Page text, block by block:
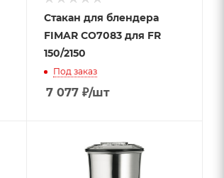
Стакан для блендера
FIMAR CO7083 для FR
150/2150
Под заказ
7 077₽/шт